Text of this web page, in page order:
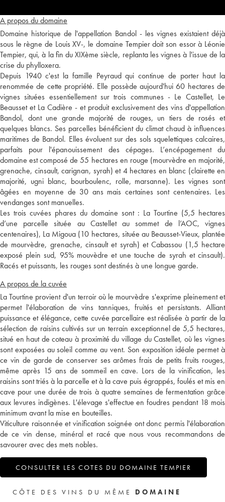
A propos du domaine
Domaine historique de l'appellation Bandol - les vignes existaient déjà
sous le règne de Louis XV-, le domaine Tempier doit son essor à Léonie
Tempier, qui, à la fin du XIXème siècle, replanta les vignes à l'issue de la
crise du phylloxera.
Depuis 1940 c'est la famille Peyraud qui continue de porter haut la
renommée de cette propriété. Elle possède aujourd'hui 60 hectares de
vignes situées essentiellement sur trois communes - Le Castellet, Le
Beausset et La Cadière - et produit exclusivement des vins d'appellation
Bandol, dont une grande majorité de rouges, un tiers de rosés et
quelques blancs. Ses parcelles bénéficient du climat chaud à influences
maritimes de Bandol. Elles évoluent sur des sols squelettiques calcaires,
parfaits pour l'épanouissement des cépages. L’encépagement du
domaine est composé de 55 hectares en rouge (mourvèdre en majorité,
grenache, cinsault, carignan, syrah) et 4 hectares en blanc (clairette en
majorité, ugni blanc, bourboulenc, rolle, marsanne). Les vignes sont
âgées en moyenne de 30 ans mais certaines sont centenaires. Les
vendanges sont manuelles.
Les trois cuvées phares du domaine sont : La Tourtine (5,5 hectares
d’une parcelle située au Castellet au sommet de l’AOC, vignes
centenaires), La Migoua (10 hectares, située au Beausset-Vieux, plantée
de mourvèdre, grenache, cinsault et syrah) et Cabassou (1,5 hectare
exposé plein sud, 95% mouvèdre et une touche de syrah et cinsault).
Racés et puissants, les rouges sont destinés à une longue garde.
A propos de la cuvée
La Tourtine provient d'un terroir où le mourvèdre s'exprime pleinement et
permet l'élaboration de vins tanniques, fruités et persistants. Alliant
puissance et élégance, cette cuvée parcellaire est réalisée à partir de la
sélection de raisins cultivés sur un terrain exceptionnel de 5,5 hectares,
situé en haut de coteau à proximité du village du Castellet, où les vignes
sont exposées au soleil comme au vent. Son exposition idéale permet à
ce vin de garde de conserver ses arômes frais de petits fruits rouges,
même après 15 ans de sommeil en cave. Lors de la vinification, les
raisins sont triés à la parcelle et à la cave puis égrappés, foulés et mis en
cave pour une durée de trois à quatre semaines de fermentation grâce
aux levures indigènes. L'élevage s'effectue en foudres pendant 18 mois
minimum avant la mise en bouteilles.
Viticulture raisonnée et vinification soignée ont donc permis l'élaboration
de ce vin dense, minéral et racé que nous vous recommandons de
savourer avec des mets nobles.
CONSULTER LES COTES DU DOMAINE TEMPIER
CÔTE DES VINS DU MÊME DOMAINE